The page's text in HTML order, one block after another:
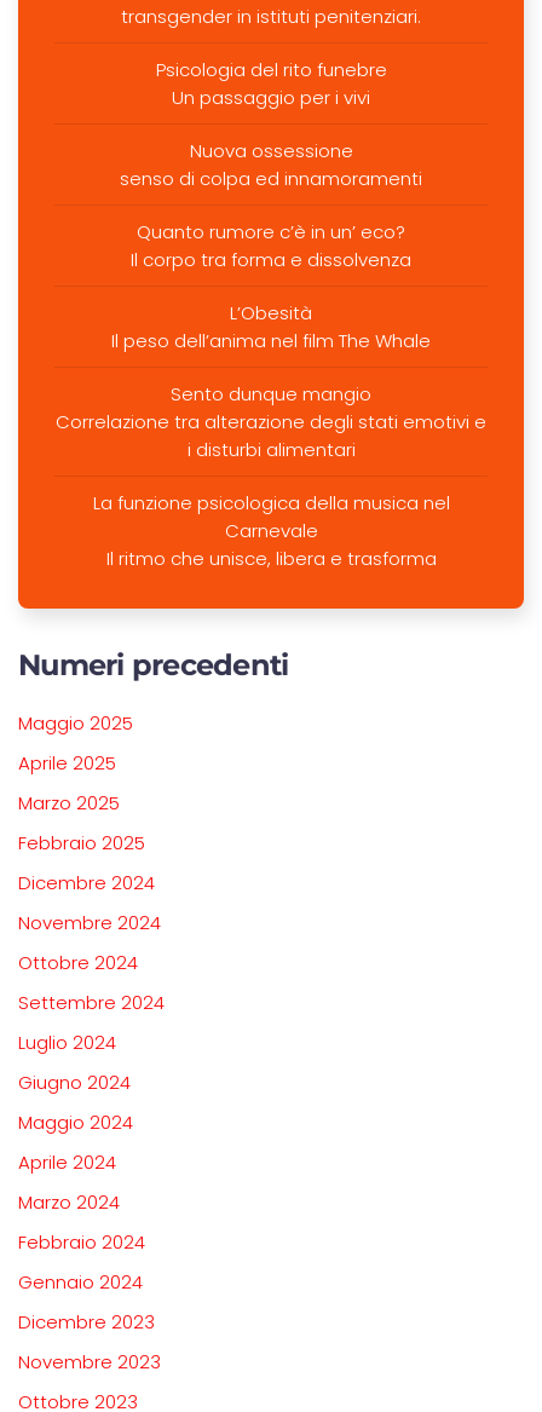
transgender in istituti penitenziari.
Psicologia del rito funebre
Un passaggio per i vivi
Nuova ossessione
senso di colpa ed innamoramenti
Quanto rumore c’è in un’ eco?
Il corpo tra forma e dissolvenza
L’Obesità
Il peso dell’anima nel film The Whale
Sento dunque mangio
Correlazione tra alterazione degli stati emotivi e
i disturbi alimentari
La funzione psicologica della musica nel
Carnevale
Il ritmo che unisce, libera e trasforma
Numeri precedenti
Maggio 2025
Aprile 2025
Marzo 2025
Febbraio 2025
Dicembre 2024
Novembre 2024
Ottobre 2024
Settembre 2024
Luglio 2024
Giugno 2024
Maggio 2024
Aprile 2024
Marzo 2024
Febbraio 2024
Gennaio 2024
Dicembre 2023
Novembre 2023
Ottobre 2023